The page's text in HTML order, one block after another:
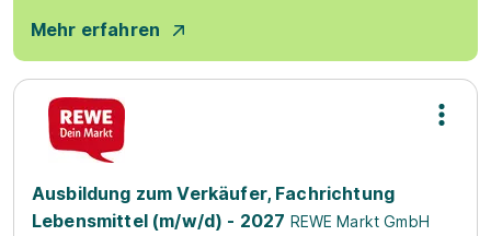
Mehr erfahren
Ausbildung zum Verkäufer, Fachrichtung
Lebensmittel (m/w/d) - 2027 REWE Markt GmbH